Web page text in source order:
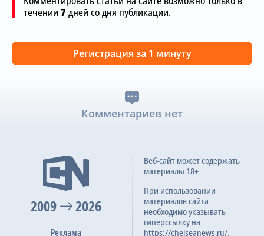
течении 7дней со дня публикации.
Регистрация за 1 минуту
Комментариев нет
2009 2026
Реклама
Веб-сайт может содержать
материалы 18+
При использовании
материалов сайта
необходимо указывать
гиперссылку на
https://chelseanews.ru/.